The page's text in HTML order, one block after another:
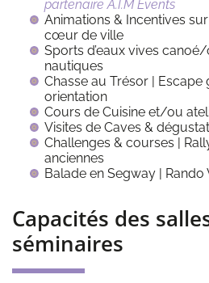
partenaire A.I.M Events
Animations & Incentives
cœur de ville
Sports d’eaux vives
nautiques
Chasse au Trésor | Escape
orientation
Cours de Cuisine et/ou
Visites de Caves &
Challenges & courses |
anciennes
Balade en Segway | Rando
Capacités des
séminaires